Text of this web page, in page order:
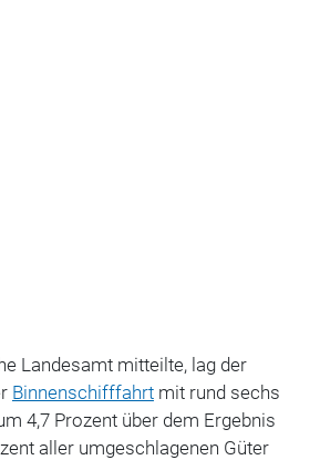
Landesamt mitteilte, lag der
Binnenschifffahrtmit rund sechs
4,7 Prozent über dem Ergebnis
aller umgeschlagenen Güter